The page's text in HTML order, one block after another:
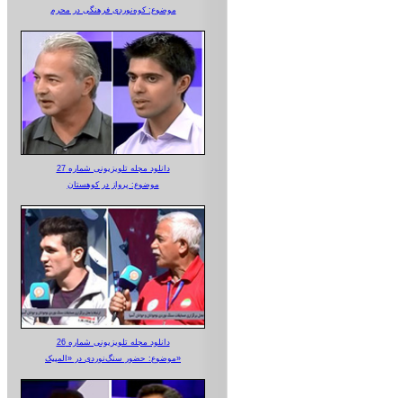
موضوع: کوه‌نوردی فرهنگی در محرم
دانلود مجله تلویزیونی شماره 27
موضوع: پرواز در کوهستان
دانلود مجله تلویزیونی شماره 26
موضوع: حضور سنگ‌نوردی در «المپیک»